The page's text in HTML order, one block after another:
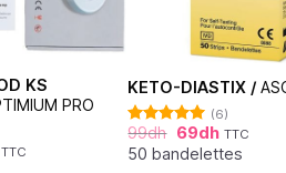
KS
PRO
TTC
KETO-DIASTIX /
Note5.00
sur 5
(6)
99dh 69dh TTC
50 bandelettes